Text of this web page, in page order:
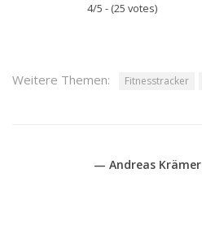
4/5 - (25 votes)
Weitere Themen: Fitnesstracker
— Andreas Krämer